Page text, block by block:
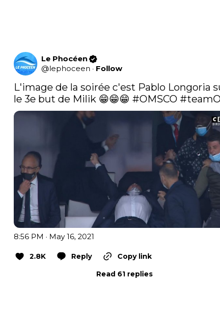
Le Phocéen
@lephoceen · Follow
L'image de la soirée c'est Pablo Longoria
le 3e but de Milik 😁😁😁 #OMSCO
8:56 PM · May 16, 2021
2.8K Reply
Copy link
Read 61 replies